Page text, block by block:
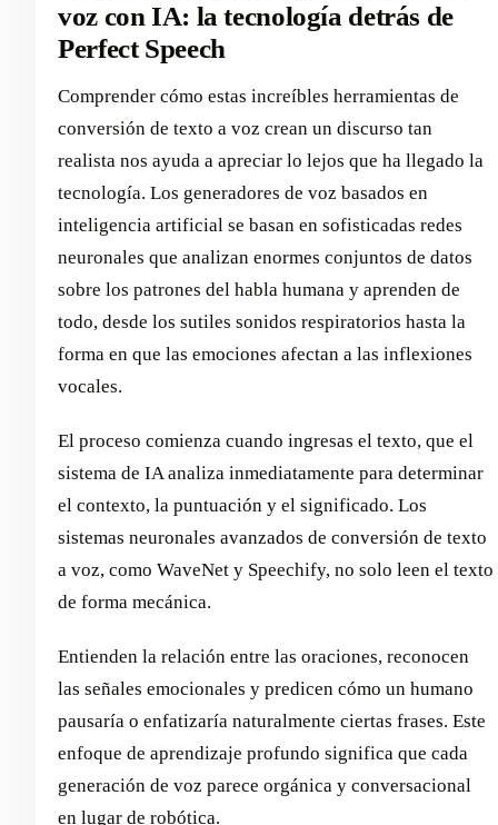
voz con IA: la tecnología detrás de
Perfect Speech
Comprender cómo estas increíbles herramientas de
conversión de texto a voz crean un discurso tan
realista nos ayuda a apreciar lo lejos que ha llegado la
tecnología. Los generadores de voz basados en
inteligencia artificial se basan en sofisticadas redes
neuronales que analizan enormes conjuntos de datos
sobre los patrones del habla humana y aprenden de
todo, desde los sutiles sonidos respiratorios hasta la
forma en que las emociones afectan a las inflexiones
vocales.
El proceso comienza cuando ingresas el texto, que el
sistema de IA analiza inmediatamente para determinar
el contexto, la puntuación y el significado. Los
sistemas neuronales avanzados de conversión de texto
a voz, como WaveNet y Speechify, no solo leen el texto
de forma mecánica.
Entienden la relación entre las oraciones, reconocen
las señales emocionales y predicen cómo un humano
pausaría o enfatizaría naturalmente ciertas frases. Este
enfoque de aprendizaje profundo significa que cada
generación de voz parece orgánica y conversacional
en lugar de robótica.